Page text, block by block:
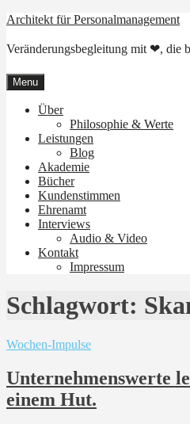
Skip
content
Architekt für Personalmanagement
Veränderungsbegleitung mit ❤, die
Menu
Über
Philosophie & Werte
Leistungen
Blog
Akademie
Bücher
Kundenstimmen
Ehrenamt
Interviews
Audio & Video
Kontakt
Impressum
Schlagwort:
Wochen-Impulse
Unternehmenswerte
einem Hut.